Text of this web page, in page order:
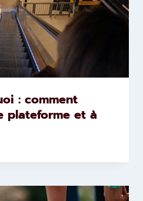
: comment
plateforme et à